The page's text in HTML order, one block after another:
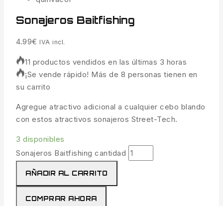
Sonajeros Baitfishing
4.99€ IVA incl.
11 productos vendidos en las últimas 3 horas
¡Se vende rápido! Más de 8 personas tienen en
su carrito
Agregue atractivo adicional a cualquier cebo blando
con estos atractivos sonajeros Street-Tech.
3 disponibles
Sonajeros Baitfishing cantidad
AÑADIR AL CARRITO
COMPRAR AHORA